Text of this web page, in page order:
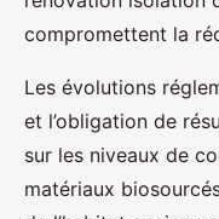
compromettent la
Les évolutions
et l’obligation de
sur les niveaux de
matériaux